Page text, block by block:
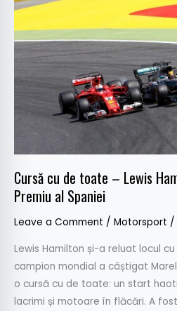
Cursă cu de toate – Lewis
Premiu al Spaniei
Leave a Comment / Motorsport /
Lewis Hamilton și-a reluat locul
campion mondial a câștigat
o cursă cu de toate: un start
lacrimi și motoare în flăcări. A
toate
Hamilton
câștigat
Marele
Premiu
al